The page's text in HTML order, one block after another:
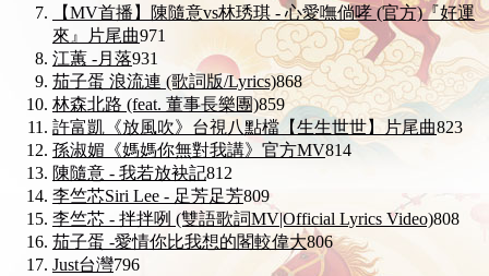
【MV首播】陳隨意vs林琇琪 - 心愛嘸倘哮 (官方)『好運
來』片尾曲971
江蕙 -月落931
茄子蛋 浪流連 (歌詞版/Lyrics)868
林森北路 (feat. 董事長樂團)859
許富凱《放風吹》台視八點檔【生生世世】片尾曲823
孫淑媚《媽媽你無對我講》官方MV814
陳隨意 - 我若放袂記812
李竺芯Siri Lee - 足芳足芳809
李竺芯 - 拌拌咧 (雙語歌詞MV|Official Lyrics Video)808
茄子蛋 -愛情你比我想的閣較偉大806
Just台灣796